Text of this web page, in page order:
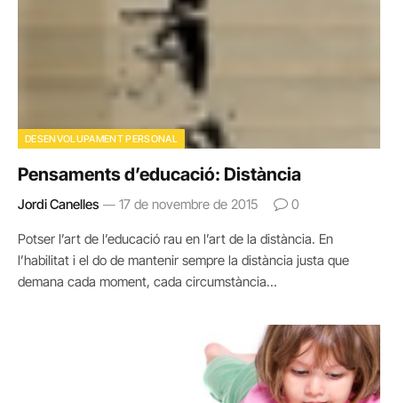
DESENVOLUPAMENT PERSONAL
Pensaments d’educació: Distància
Jordi Canelles 17 de novembre de 2015 0
Potser l’art de l’educació rau en l’art de la distància. En
l’habilitat i el do de mantenir sempre la distància justa que
demana cada moment, cada circumstància…